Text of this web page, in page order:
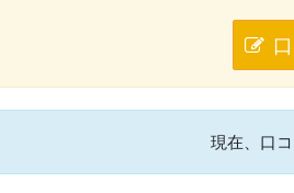
現在、口コ